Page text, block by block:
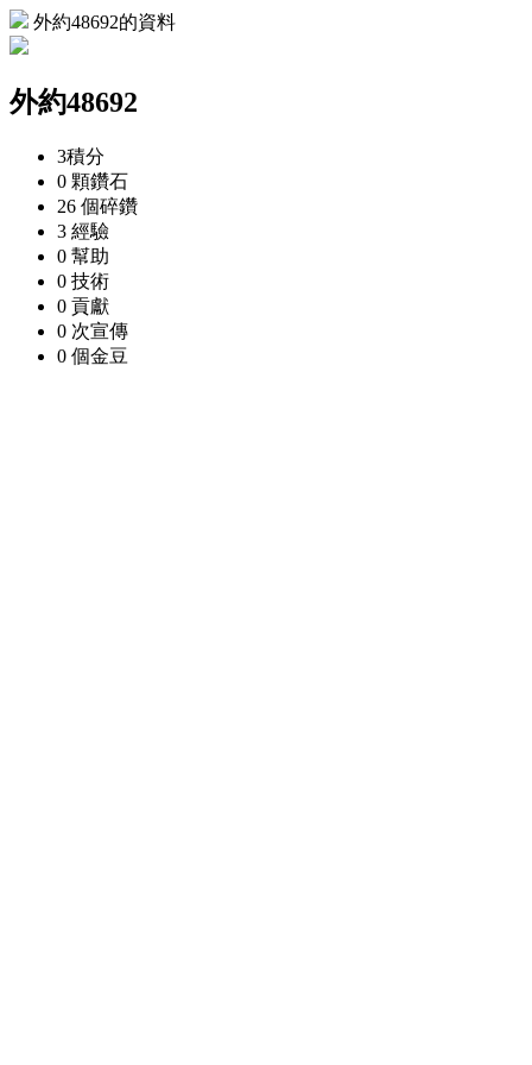
外約48692的資料
外約48692
3積分
0 顆鑽石
26 個碎鑽
3 經驗
0 幫助
0 技術
0 貢獻
0 次宣傳
0 個金豆